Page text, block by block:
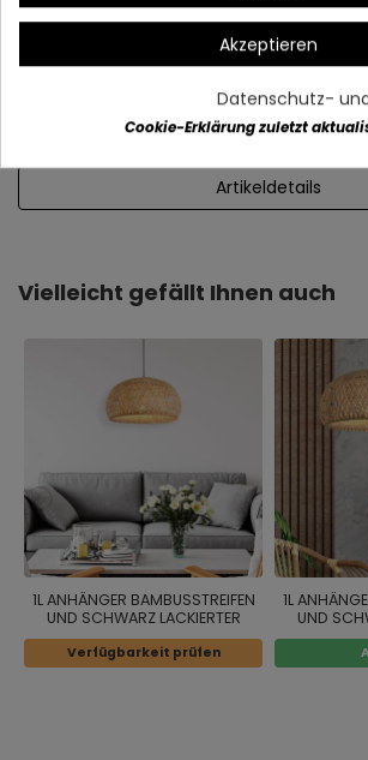
Artikeldetails
Vielleicht gefällt Ihnen auch
1L ANHÄNGER BAMBUSSTREIFEN
UND SCHWARZ LACKIERTER
STAHL
Verfügbarkeit prüfen
1L
UND
Akzeptieren
Datenschutz-
Cookie-Erklärung zuletzt